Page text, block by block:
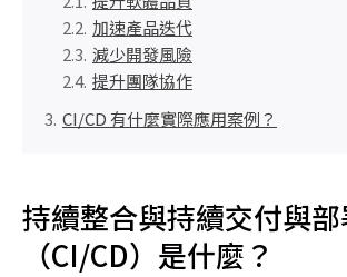
加速產品迭代
減少開發風險
提升團隊協作
CI/CD 有什麼實際應用案例？
持續整合與持續交付與
（CI/CD）是什麼？